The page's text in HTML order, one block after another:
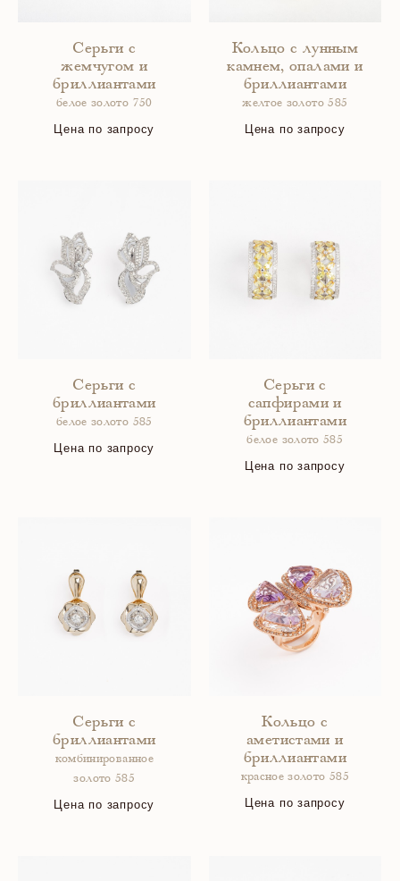
Серьги с
жемчугом и
бриллиантами
белое золото 750
Цена по запросу
Кольцо с лунным
камнем, опалами и
бриллиантами
желтое золото 585
Цена по запросу
Серьги с
бриллиантами
белое золото 585
Цена по запросу
Серьги с
сапфирами и
бриллиантами
белое золото 585
Цена по запросу
Серьги с
бриллиантами
комбинированное
золото 585
Цена по запросу
Кольцо с
аметистами и
бриллиантами
красное золото 585
Цена по запросу